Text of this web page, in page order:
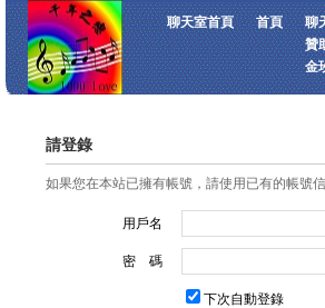
聊天室首頁 首頁
聊
贊
金
請登錄
如果您在本站已擁有帳號，請使用已有的帳號
用戶名
密 碼
下次自動登錄